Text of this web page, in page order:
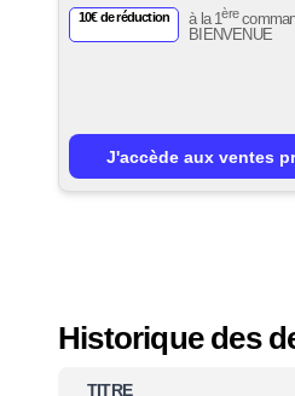
10€ de réduction à la 1ère
BIENVENUE
J'accède aux ventes
Historique des
TITRE